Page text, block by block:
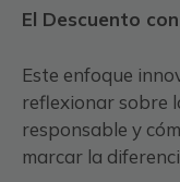
El Descuento
Este enfoque
reflexionar sobre
responsable y
marcar la